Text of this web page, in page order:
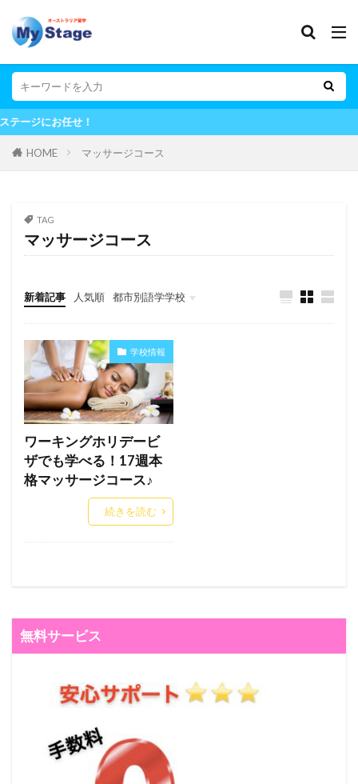
HOME マッサージコース
TAG
マッサージコース
新着記事 人気順 都市別語学学校
シドニー
メルボルン
ブリスベン
ゴールドコースト
パース
その他の都市
学校情報
ワーキングホリデービ
ザでも学べる！17週本
格マッサージコース♪
続きを読む
無料サービス